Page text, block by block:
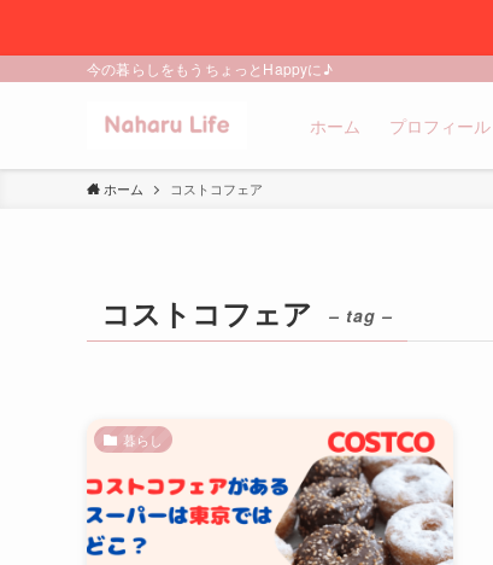
今の暮らしをもうちょっとHappyに♪
ホーム プロフィール
ホーム コストコフェア
コストコフェア – tag –
暮らし